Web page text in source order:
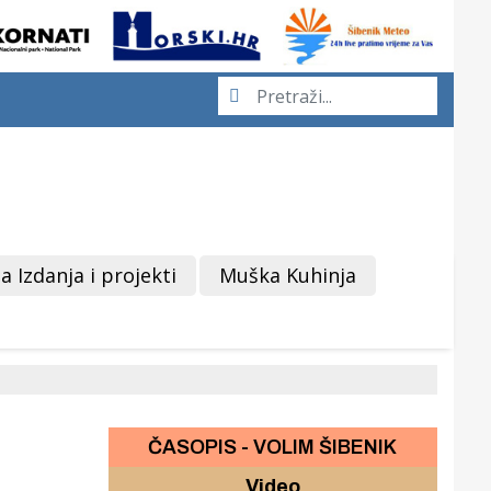
Izdanja i projekti
Muška Kuhinja
ČASOPIS - VOLIM ŠIBENIK
Video